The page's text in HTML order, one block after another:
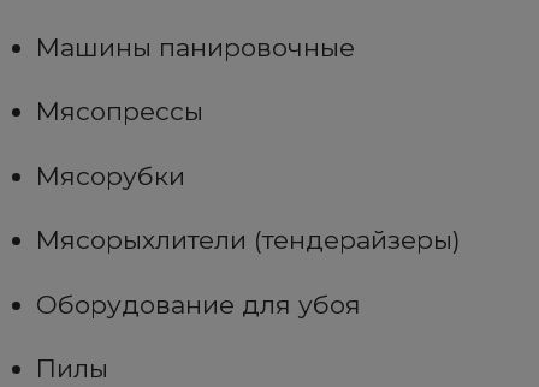
Машины панировочные
Мясопрессы
Мясорубки
Мясорыхлители (тендерайзеры)
Оборудование для убоя
Пилы